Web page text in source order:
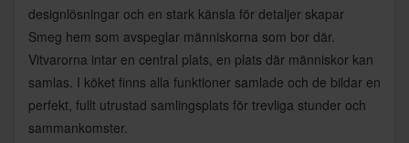
designlösningar och en stark känsla för detaljer skapar
Smeg hem som avspeglar människorna som bor där.
Vitvarorna intar en central plats, en plats där människor kan
samlas. I köket finns alla funktioner samlade och de bildar en
perfekt, fullt utrustad samlingsplats för trevliga stunder och
sammankomster.